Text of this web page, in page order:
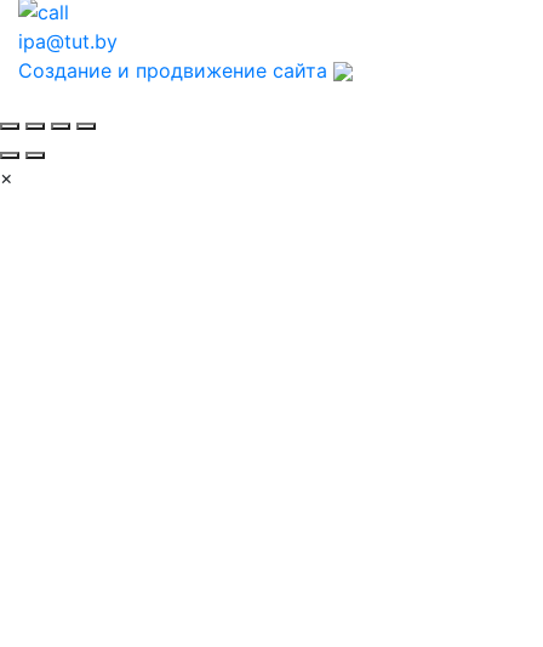
ipa@tut.by
Создание и продвижение сайта
×